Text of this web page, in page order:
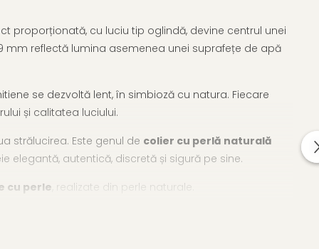
proporționată, cu luciu tip oglindă, devine centrul unei
mm reflectă lumina asemenea unei suprafețe de apă
se dezvoltă lent, în simbioză cu natura. Fiecare
și calitatea luciului.
strălucirea. Este genul de colier cu perlă naturală
elegantă, autentică, discretă și sigură pe sine.
cu perle , realizate din perle naturale.